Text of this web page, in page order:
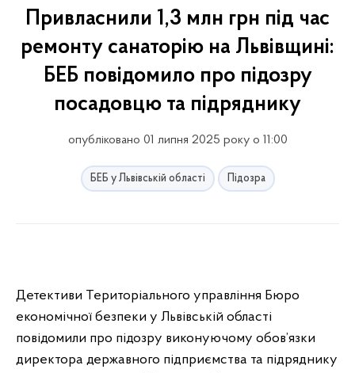
Привласнили 1,3 млн грн під час
ремонту санаторію на Львівщині:
БЕБ повідомило про підозру
посадовцю та підряднику
опубліковано 01 липня 2025 року о 11:00
БЕБ у Львівській області Підозра
Детективи Територіального управління Бюро
економічної безпеки у Львівській області
повідомили про підозру виконуючому обов’язки
директора державного підприємства та підряднику